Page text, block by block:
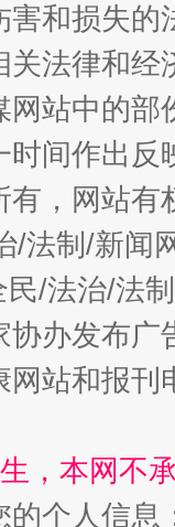
魏明亮
生
和损失
法律和
网站中的
时间作出
，网站
/法制/新闻
/法治/法
协办发布
站和报
，本网不
的个人信息